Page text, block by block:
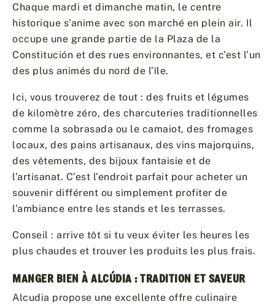
Chaque mardi et dimanche matin, le centre
historique s’anime avec son marché en plein air. Il
occupe une grande partie de la Plaza de la
Constitución et des rues environnantes, et c’est l’un
des plus animés du nord de l’île.
Ici, vous trouverez de tout : des fruits et légumes
de kilomètre zéro, des charcuteries traditionnelles
comme la sobrasada ou le camaiot, des fromages
locaux, des pains artisanaux, des vins majorquins,
des vêtements, des bijoux fantaisie et de
l’artisanat. C’est l’endroit parfait pour acheter un
souvenir différent ou simplement profiter de
l’ambiance entre les stands et les terrasses.
Conseil : arrive tôt si tu veux éviter les heures les
plus chaudes et trouver les produits les plus frais.
MANGER BIEN À ALCÚDIA : TRADITION ET SAVEUR
Alcudia propose une excellente offre culinaire